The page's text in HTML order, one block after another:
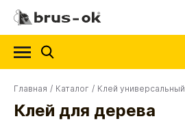
Главная / Каталог / Клей универсальный
Клей для дерева